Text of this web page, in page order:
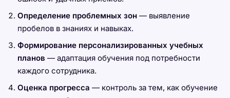
Определение проблемных зон — выявление
пробелов в знаниях и навыках.
Формирование персонализированных учебных
планов — адаптация обучения под потребности
каждого сотрудника.
Оценка прогресса — контроль за тем, как обучение